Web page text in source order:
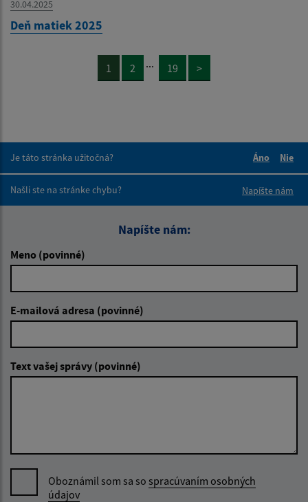
30.04.2025
Deň matiek 2025
1 2 ... 19 >
Je táto stránka užitočná?
Áno
Nie
Našli ste na stránke chybu?
Napíšte nám
Napíšte nám:
Meno (povinné)
E-mailová adresa (povinné)
Text vašej správy (povinné)
Oboznámil som sa so spracúvaním osobných
údajov